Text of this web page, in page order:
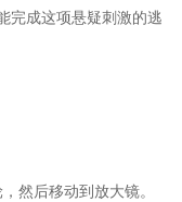
完成这项悬疑刺激的逃
然后移动到放大镜。